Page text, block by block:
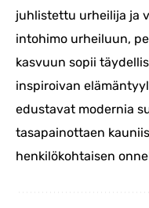
juhlistettu urheilija ja
intohimo urheiluun,
kasvuun sopii
inspiroivan
edustavat modernia
tasapainottaen
henkilökohtaisen